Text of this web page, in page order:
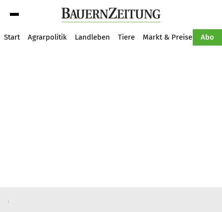
Start Agrarpolitik Landleben Tiere Markt & Preise Abo